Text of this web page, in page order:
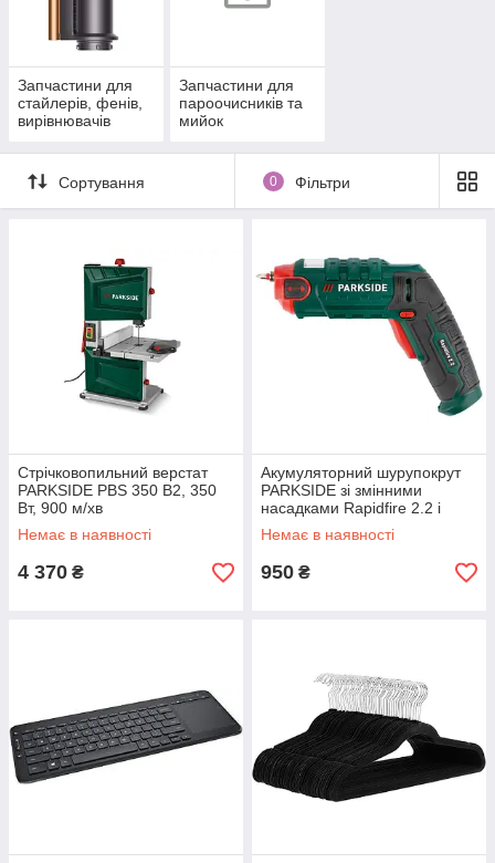
Запчастини для
стайлерів, фенів,
вирівнювачів
Запчастини для
пароочисників та
мийок
Сортування 0 Фільтри
Стрічковопильний верстат
PARKSIDE PBS 350 B2, 350
Вт, 900 м/хв
Немає в наявності
4 370 ₴
Акумуляторний шурупокрут
PARKSIDE зі змінними
насадками Rapidfire 2.2 і
світлодіодним робочим
ліхтарем
Немає в наявності
950 ₴